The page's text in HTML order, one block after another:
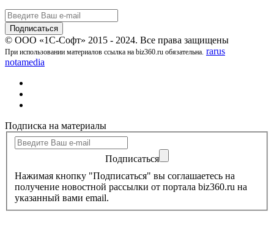
© ООО «1С-Софт» 2015 - 2024. Все права защищены
При использовании материалов ссылка на biz360.ru обязательна. rarus
notamedia
Подписка на материалы
Подписаться
Нажимая кнопку "Подписаться" вы соглашаетесь на
получение новостной рассылки от портала biz360.ru на
указанный вами email.